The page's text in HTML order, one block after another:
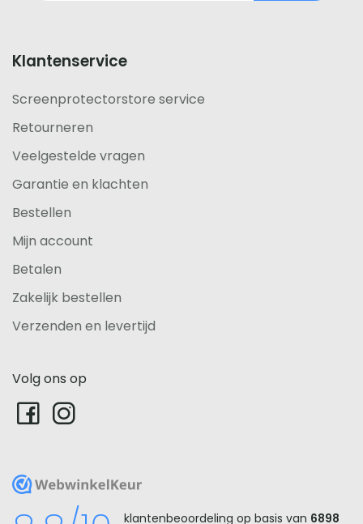
Klantenservice
Screenprotectorstore service
Retourneren
Veelgestelde vragen
Garantie en klachten
Bestellen
Mijn account
Betalen
Zakelijk bestellen
Verzenden en levertijd
Volg ons op
WebwinkelKeur
klantenbeoordeling op basis van 6898